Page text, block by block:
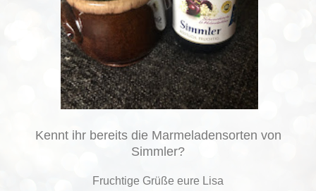
Kennt ihr bereits die Marmeladensorten von
Simmler?
Fruchtige Grüße eure Lisa